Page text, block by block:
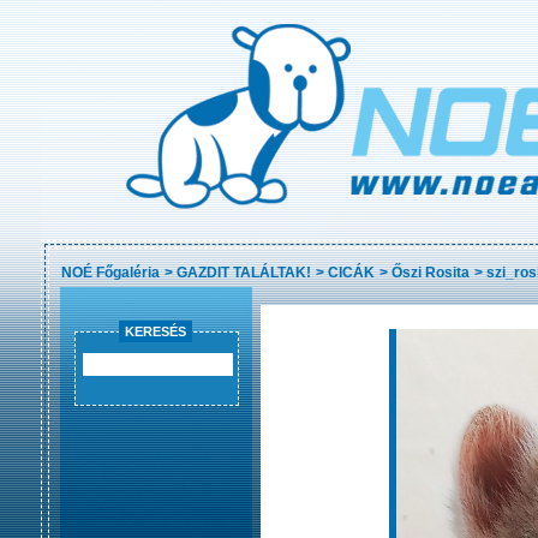
NOÉ Főgaléria >GAZDIT TALÁLTAK! >CICÁK >Őszi Rosita >
KERESÉS